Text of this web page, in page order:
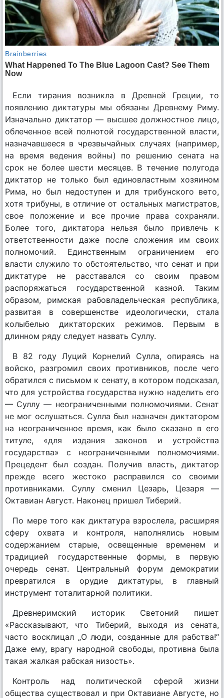
Если тирания возникла в Древней Греции, то
появлению диктатуры мы обязаны Древнему Риму.
Изначально диктатор — высшее должностное лицо,
облеченное всей полнотой государственной власти,
назначавшееся в чрезвычайных случаях (например,
на время ведения войны) по решению сената на
срок не более шести месяцев. В течение полугода
диктатор не только был единовластным хозяином
Рима, но был недоступен и для трибунского вето,
хотя трибуны, в отличие от остальных магистратов,
свое положение и все прочие права сохраняли.
Более того, диктатора нельзя было привлечь к
ответственности даже после сложения им своих
полномочий. Единственным ограничением его
власти служило то обстоятельство, что сенат и при
диктатуре не расставался со своим правом
распоряжаться государственной казной. Таким
образом, римская рабовладельческая республика,
развитая в совершенстве идеологически, стала
колыбелью диктаторских режимов. Первым в
длинном ряду следует назвать Суллу.
В 82 году Луций Корнелий Сулла, опираясь на
войско, разгромил своих противников, после чего
обратился с письмом к сенату, в котором подсказал,
что для устройства государства нужно наделить его
— Суллу — неограниченными полномочиями. Сенат
не мог ослушаться. Сулла был назначен диктатором
на неограниченное время, как было сказано в его
титуле, «для издания законов и устройства
государства» с неограниченными полномочиями.
Прецедент был создан. Получив власть, диктатор
прежде всего жестоко расправился со своими
противниками. Суллу сменил Цезарь, Цезаря —
Октавиан Август. Наконец пришел Тиберий.
По мере того как диктатура взрослела, расширяя
сферу охвата и контроля, наполнялись новым
содержанием старые, освещенные временем и
традицией государственные формы, в первую
очередь сенат. Центральный форум демократии
превратился в орудие диктатуры, в главный
инструмент тоталитарной политики.
Древнеримский историк Светоний пишет
«Рассказывают, что Тиберий, выходя из сената,
часто восклицал „О люди, созданные для рабства!“
Даже ему, врагу народной свободы, противна была
такая жалкая рабская низость».
Контроль над политической сферой жизни
общества существовал и при Октавиане Августе, но